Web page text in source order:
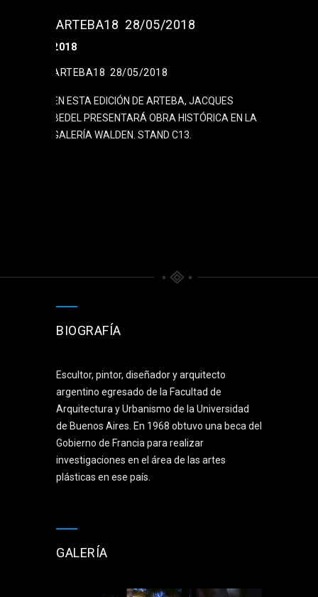
ARTEBA18 28/05/2018
2018
ARTEBA18 28/05/2018
EN ESTA EDICIÓN DE ARTEBA, JACQUES
BEDEL PRESENTARÁ OBRA HISTÓRICA EN LA
GALERÍA WALDEN. STAND C13.
BIOGRAFÍA
Escultor, pintor, diseñador y arquitecto
argentino egresado de la Facultad de
Arquitectura y Urbanismo de la Universidad
de Buenos Aires. En 1968 obtuvo una beca del
Gobierno de Francia para realizar
investigaciones en el área de las artes
plásticas en ese país.
GALERÍA